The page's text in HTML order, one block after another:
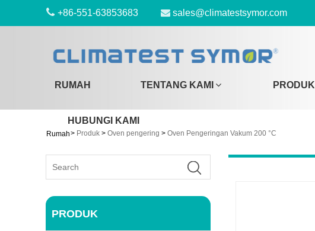
+86-551-63853683 sales@climatestsymor.com
RUMAH TENTANG KAMI PRODUK
HUBUNGI KAMI
Rumah> Produk > Oven pengering > Oven Pengeringan Vakum 200 °C
PRODUK